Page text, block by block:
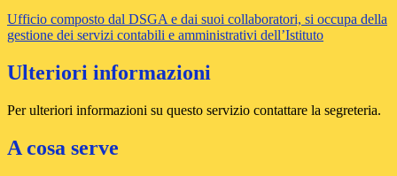
Ufficio composto dal DSGA e dai suoi collaboratori, si occupa della
gestione dei servizi contabili e amministrativi dell’Istituto
Ulteriori informazioni
Per ulteriori informazioni su questo servizio contattare la segreteria.
A cosa serve